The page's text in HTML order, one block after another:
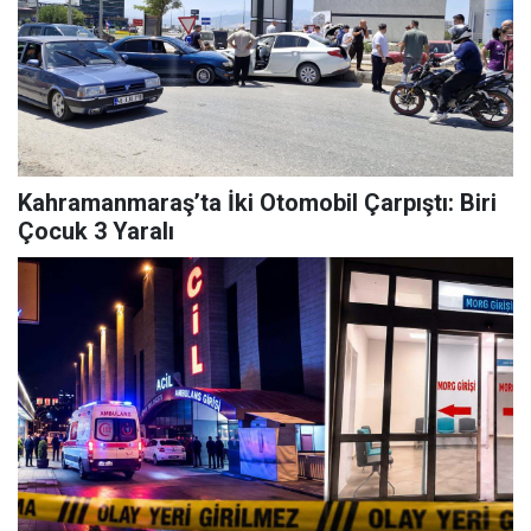
Kahramanmaraş’ta İki Otomobil Çarpıştı: Biri
Çocuk 3 Yaralı